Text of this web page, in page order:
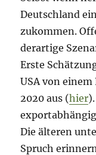
Deutschland
zukommen.
derartige
Erste
USA von einem
2020 aus (hier
Die älteren
Spruch